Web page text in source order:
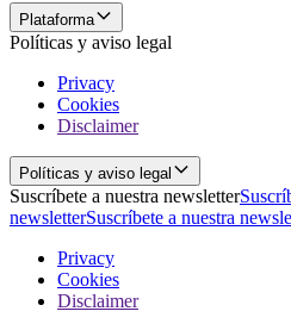
Plataforma
Políticas y aviso legal
Privacy
Cookies
Disclaimer
Políticas y aviso legal
Suscríbete a nuestra newsletter
newsletterSuscríbete a nuestra
Privacy
Cookies
Disclaimer